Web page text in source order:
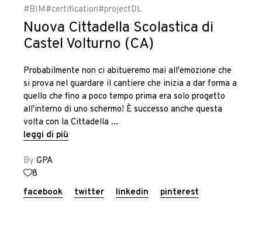
#BIM#certification#projectDL
Nuova Cittadella Scolastica di
Castel Volturno (CA)
Probabilmente non ci abitueremo mai all'emozione che
si prova nel guardare il cantiere che inizia a dar forma a
quello che fino a poco tempo prima era solo progetto
all'interno di uno schermo! È successo anche questa
volta con la Cittadella
leggi di più
By GPA
8
facebook
twitter linkedin pinterest